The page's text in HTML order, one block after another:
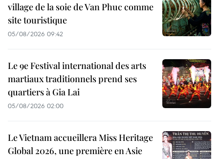
village de la soie de Van Phuc comme
site touristique
05/08/2026 09:42
Le 9e Festival international des arts
martiaux traditionnels prend ses
quartiers à Gia Lai
05/08/2026 02:00
Le Vietnam accueillera Miss Heritage
Global 2026, une première en Asie